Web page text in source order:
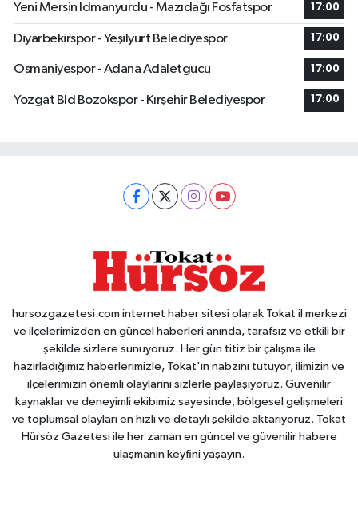
Yeni Mersin Idmanyurdu - Mazıdağı Fosfatspor 17:00
Diyarbekirspor - Yeşilyurt Belediyespor 17:00
Osmaniyespor - Adana Adaletgucu 17:00
Yozgat Bld Bozokspor - Kırşehir Belediyespor 17:00
hursozgazetesi.com internet haber sitesi olarak Tokat il merkezi
ve ilçelerimizden en güncel haberleri anında, tarafsız ve etkili bir
şekilde sizlere sunuyoruz. Her gün titiz bir çalışma ile
hazırladığımız haberlerimizle, Tokat'ın nabzını tutuyor, ilimizin ve
ilçelerimizin önemli olaylarını sizlerle paylaşıyoruz. Güvenilir
kaynaklar ve deneyimli ekibimiz sayesinde, bölgesel gelişmeleri
ve toplumsal olayları en hızlı ve detaylı şekilde aktarıyoruz. Tokat
Hürsöz Gazetesi ile her zaman en güncel ve güvenilir habere
ulaşmanın keyfini yaşayın.